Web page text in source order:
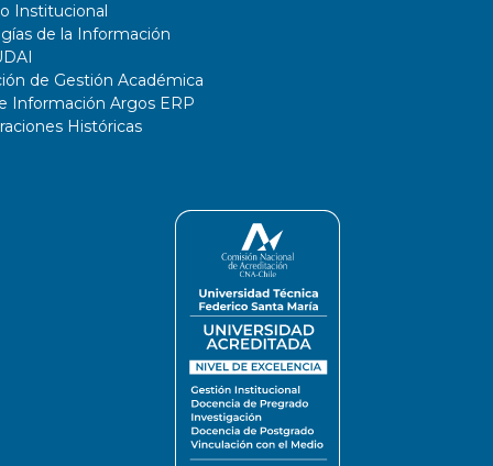
Institucional
de la Información
de Gestión Académica
Información Argos ERP
Históricas